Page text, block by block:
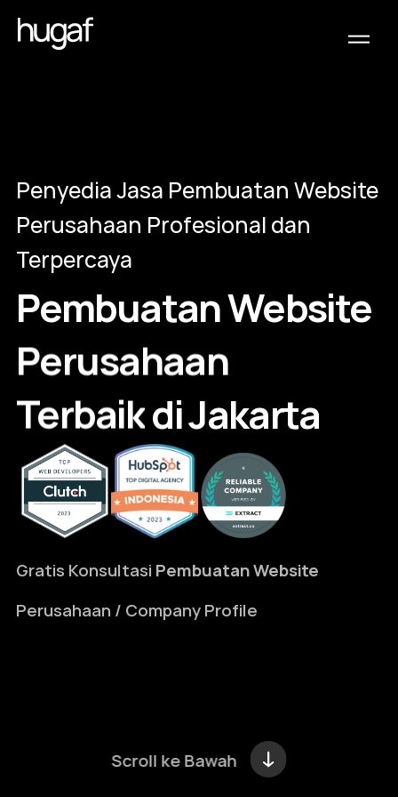
Penyedia Jasa Pembuatan Website
Perusahaan Profesional dan
Terpercaya
PembuatanWebsite
Perusahaan
TerbaikdiJakarta
Gratis Konsultasi Pembuatan Website
Perusahaan / Company Profile
Scroll ke Bawah